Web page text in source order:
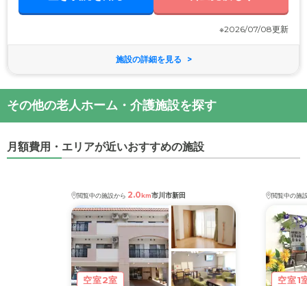
※2026/07/08更新
施設の詳細を見る
その他の老人ホーム・介護施設を探す
月額費用・エリアが近いおすすめの施設
閲覧中の施設から 2.0km市川市新田
空室2室
閲覧中の施
空室1